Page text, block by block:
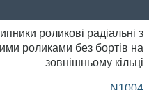
роликові радіальні з
роликами без бортів на
зовнішньому кільці